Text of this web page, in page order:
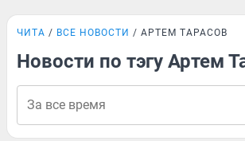
ЧИТА ВСЕ НОВОСТИ АРТЕМ ТАРАСОВ
Новости по тэгу Артем